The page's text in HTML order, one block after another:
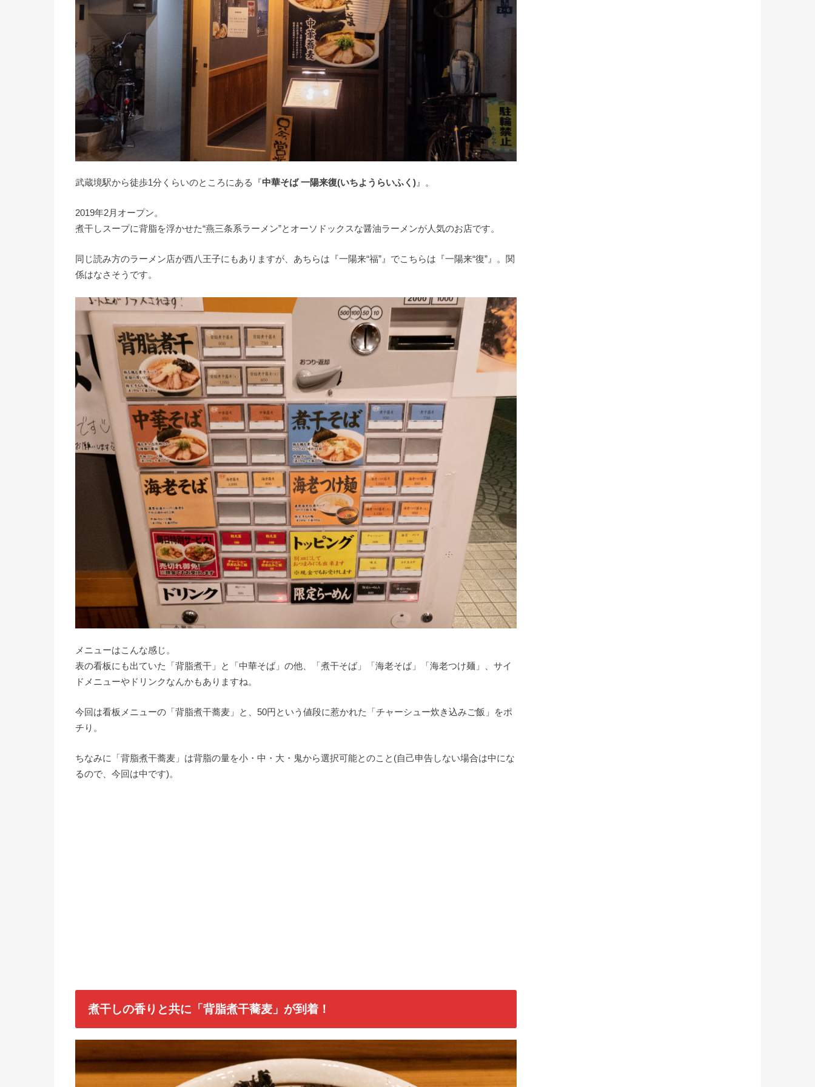
武蔵境駅から徒歩1分くらいのところにある『中華そば 一陽来復(いちようらいふく) 』。
2019年2月オープン。
煮干しスープに背脂を浮かせた“燕三条系ラーメン”とオーソドックスな醤油ラーメンが人気のお店です。
同じ読み方のラーメン店が西八王子にもありますが、あちらは『一陽来“福”』でこちらは『一陽来“復”』。関
係はなさそうです。
メニューはこんな感じ。
表の看板にも出ていた「背脂煮干」と「中華そば」の他、「煮干そば」「海老そば」「海老つけ麺」、サイ
ドメニューやドリンクなんかもありますね。
今回は看板メニューの「背脂煮干蕎麦」と、50円という値段に惹かれた「チャーシュー炊き込みご飯」をポ
チり。
ちなみに「背脂煮干蕎麦」は背脂の量を小・中・大・鬼から選択可能とのこと(自己申告しない場合は中にな
るので、今回は中です)。
煮干しの香りと共に「背脂煮干蕎麦」が到着！